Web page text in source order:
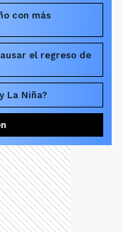
con más
el regreso de
La Niña?